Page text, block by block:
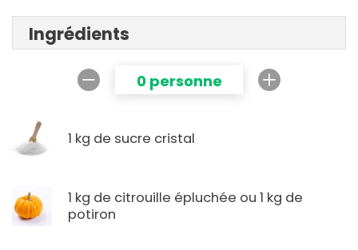
Ingrédients
0 personne
1 kg de sucre cristal
1 kg de citrouille épluchée ou 1 kg de
potiron